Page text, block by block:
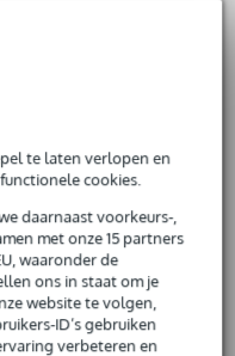
te laten verlopen en
cookies.
daarnaast voorkeurs-,
met onze 15 partners
waaronder de
ons in staat om je
website te volgen,
ID’s gebruiken
verbeteren en
met korting te kopen